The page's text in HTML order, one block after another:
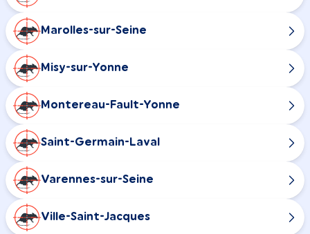
Marolles-sur-Seine
Misy-sur-Yonne
Montereau-Fault-Yonne
Saint-Germain-Laval
Varennes-sur-Seine
Ville-Saint-Jacques